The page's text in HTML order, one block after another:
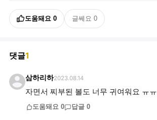
도움돼요 0 글쎄요 0
댓글1
삼하리하2023.08.14
자면서 찌부된 볼도 너무 귀여워요 ㅠㅠ
도움돼요 0 답글 0